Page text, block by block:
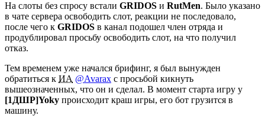
На слоты без спросу встали GRIDOS и RutMen. Было указано
в чате сервера освободить слот, реакции не последовало,
после чего к GRIDOS в канал подошел член отряда и
продублировал просьбу освободить слот, на что получил
отказ.
Тем временем уже начался брифинг, я был вынужден
обратиться к ИА @Avarax с просьбой кикнуть
вышеозначенных, что он и сделал. В момент старта игру у
[1ДШР]Yoky происходит краш игры, его бот грузится в
машину.